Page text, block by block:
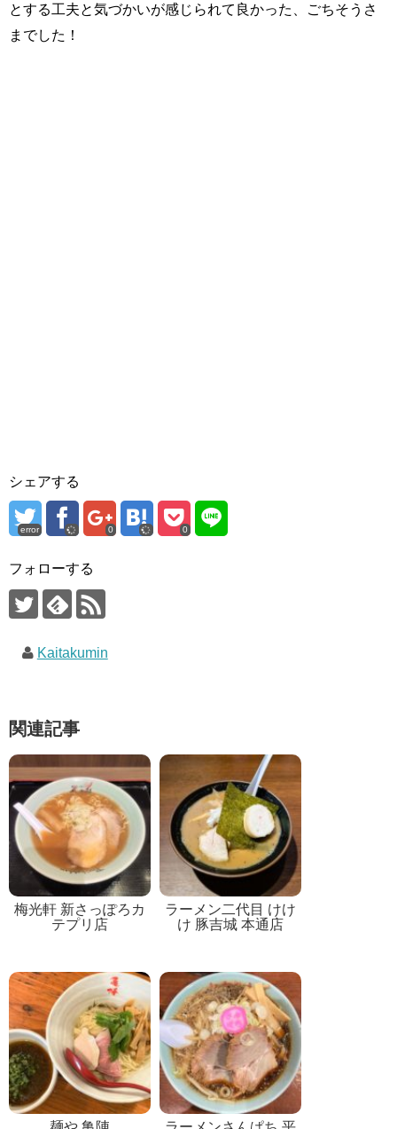
とする工夫と気づかいが感じられて良かった、ごちそうさ
までした！
シェアする
error 0 0
フォローする
Kaitakumin
関連記事
梅光軒 新さっぽろカ
テプリ店
ラーメン二代目 けけ
け 豚吉城 本通店